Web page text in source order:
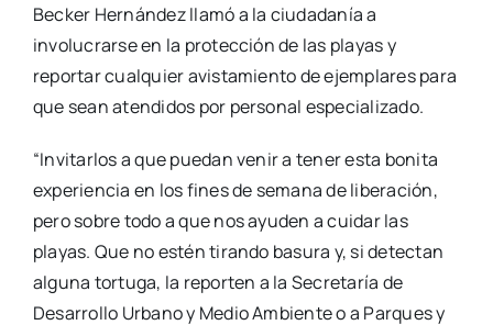
Becker Hernández llamó a la ciudadanía a
involucrarse en la protección de las playas y
reportar cualquier avistamiento de ejemplares para
que sean atendidos por personal especializado.
“Invitarlos a que puedan venir a tener esta bonita
experiencia en los fines de semana de liberación,
pero sobre todo a que nos ayuden a cuidar las
playas. Que no estén tirando basura y, si detectan
alguna tortuga, la reporten a la Secretaría de
Desarrollo Urbano y Medio Ambiente o a Parques y